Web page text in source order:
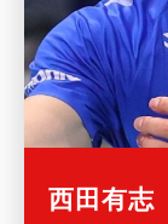
西田有志